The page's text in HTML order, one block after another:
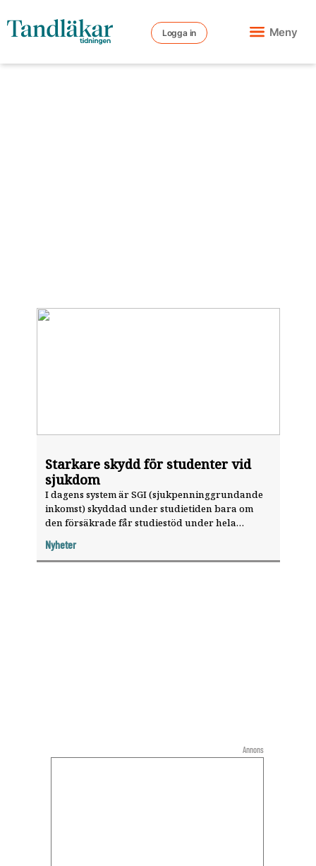
Logga in Meny
Starkare skydd för studenter vid
sjukdom
I dagens system är SGI (sjukpenninggrundande
inkomst) skyddad under studietiden bara om
den försäkrade får studiestöd under hela
som finansierar sina studier delvis själv, eller
inte beviljas studiemedel på grund av för hög
Nyheter
Annons